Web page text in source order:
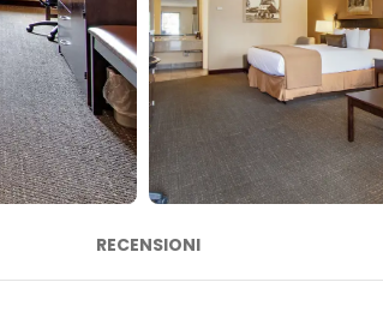
RECENSIONI